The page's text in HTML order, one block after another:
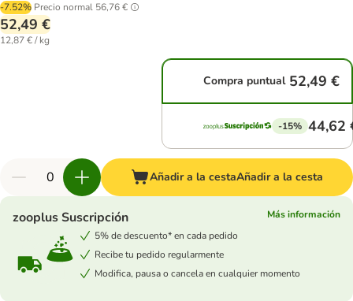
-7.52% Precio normal 56,76 €
52,49 €
12,87 € / kg
Compra puntual 52,49 €
-15% 44,62
Añadir a la cestaAñadir a la cesta
zooplus Suscripción
Más información
5% de descuento* en cada pedido
Recibe tu pedido regularmente
Modifica, pausa o cancela en cualquier momento